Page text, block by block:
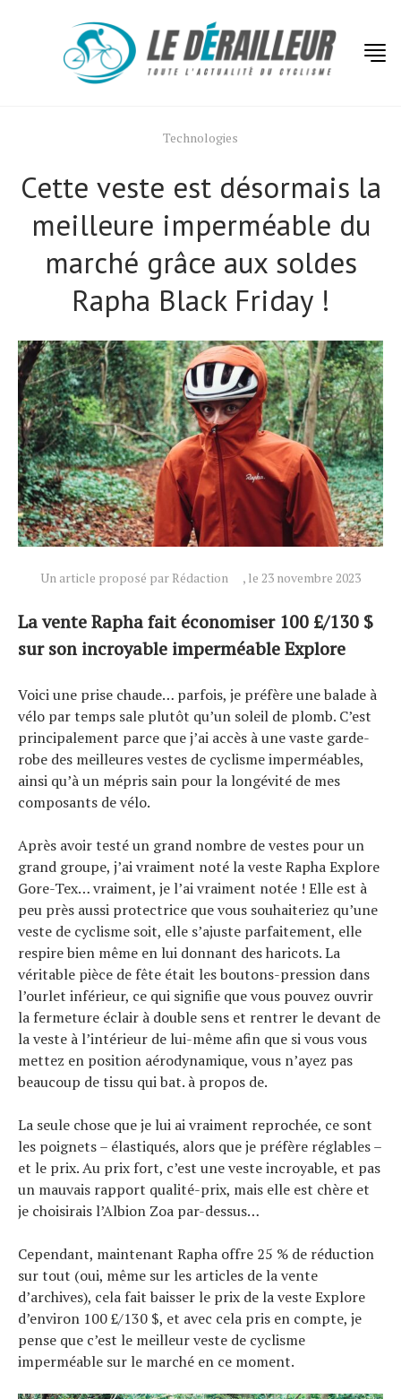
Technologies
Cette veste est désormais la
meilleure imperméable du
marché grâce aux soldes
Rapha Black Friday !
Un article proposé par Rédaction , le 23 novembre 2023
La vente Rapha fait économiser 100 £/130 $
sur son incroyable imperméable Explore
Voici une prise chaude… parfois, je préfère une balade à
vélo par temps sale plutôt qu’un soleil de plomb. C’est
principalement parce que j’ai accès à une vaste garde-
robe des meilleures vestes de cyclisme imperméables,
ainsi qu’à un mépris sain pour la longévité de mes
composants de vélo.
Après avoir testé un grand nombre de vestes pour un
grand groupe, j’ai vraiment noté la veste Rapha Explore
Gore-Tex… vraiment, je l’ai vraiment notée ! Elle est à
peu près aussi protectrice que vous souhaiteriez qu’une
veste de cyclisme soit, elle s’ajuste parfaitement, elle
respire bien même en lui donnant des haricots. La
véritable pièce de fête était les boutons-pression dans
l’ourlet inférieur, ce qui signifie que vous pouvez ouvrir
la fermeture éclair à double sens et rentrer le devant de
la veste à l’intérieur de lui-même afin que si vous vous
mettez en position aérodynamique, vous n’ayez pas
beaucoup de tissu qui bat. à propos de.
La seule chose que je lui ai vraiment reprochée, ce sont
les poignets – élastiqués, alors que je préfère réglables –
et le prix. Au prix fort, c’est une veste incroyable, et pas
un mauvais rapport qualité-prix, mais elle est chère et
je choisirais l’Albion Zoa par-dessus…
Cependant, maintenant Rapha offre 25 % de réduction
sur tout (oui, même sur les articles de la vente
d’archives), cela fait baisser le prix de la veste Explore
d’environ 100 £/130 $, et avec cela pris en compte, je
pense que c’est le meilleur veste de cyclisme
imperméable sur le marché en ce moment.
Actualités
Technologies
Tests de produits
Conseils
Tendances
Tous nos articles
À propos